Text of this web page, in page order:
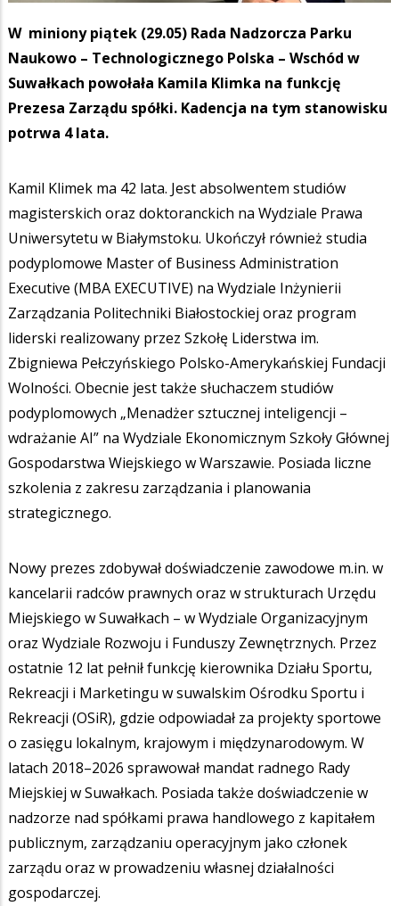
W miniony piątek (29.05) Rada Nadzorcza Parku
Naukowo – Technologicznego Polska – Wschód w
Suwałkach powołała Kamila Klimka na funkcję
Prezesa Zarządu spółki. Kadencja na tym stanowisku
potrwa 4 lata.
Kamil Klimek ma 42 lata. Jest absolwentem studiów
magisterskich oraz doktoranckich na Wydziale Prawa
Uniwersytetu w Białymstoku. Ukończył również studia
podyplomowe Master of Business Administration
Executive (MBA EXECUTIVE) na Wydziale Inżynierii
Zarządzania Politechniki Białostockiej oraz program
liderski realizowany przez Szkołę Liderstwa im.
Zbigniewa Pełczyńskiego Polsko-Amerykańskiej Fundacji
Wolności. Obecnie jest także słuchaczem studiów
podyplomowych „Menadżer sztucznej inteligencji –
wdrażanie AI” na Wydziale Ekonomicznym Szkoły Głównej
Gospodarstwa Wiejskiego w Warszawie. Posiada liczne
szkolenia z zakresu zarządzania i planowania
strategicznego.
Nowy prezes zdobywał doświadczenie zawodowe m.in. w
kancelarii radców prawnych oraz w strukturach Urzędu
Miejskiego w Suwałkach – w Wydziale Organizacyjnym
oraz Wydziale Rozwoju i Funduszy Zewnętrznych. Przez
ostatnie 12 lat pełnił funkcję kierownika Działu Sportu,
Rekreacji i Marketingu w suwalskim Ośrodku Sportu i
Rekreacji (OSiR), gdzie odpowiadał za projekty sportowe
o zasięgu lokalnym, krajowym i międzynarodowym. W
latach 2018–2026 sprawował mandat radnego Rady
Miejskiej w Suwałkach. Posiada także doświadczenie w
nadzorze nad spółkami prawa handlowego z kapitałem
publicznym, zarządzaniu operacyjnym jako członek
zarządu oraz w prowadzeniu własnej działalności
gospodarczej.